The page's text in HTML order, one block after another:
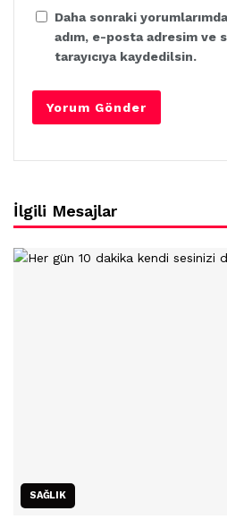
Daha sonraki
adım, e-posta adresim ve
tarayıcıya kaydedilsin.
İlgili Mesajlar
SAĞLIK